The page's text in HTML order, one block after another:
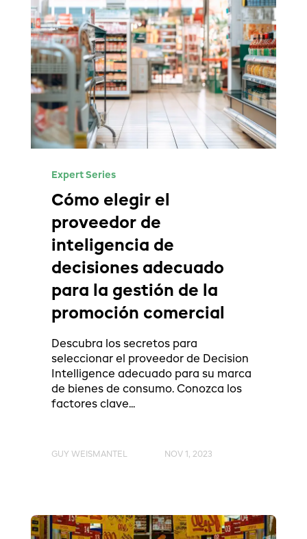
Expert Series
Cómo elegir el
proveedor de
inteligencia de
decisiones adecuado
para la gestión de la
promoción comercial
Descubra los secretos para
seleccionar el proveedor de Decision
Intelligence adecuado para su marca
de bienes de consumo. Conozca los
factores clave...
GUY WEISMANTEL NOV 1, 2023